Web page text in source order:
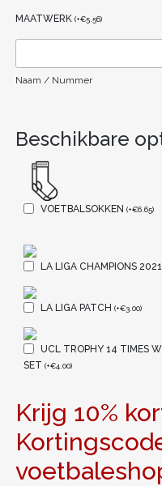
MAATWERK (+€5.56)
Naam / Nummer
Beschikbare
VOETBALSOKKEN (+€6.65)
LA LIGA CHAMPIONS
LA LIGA PATCH (+€3.00)
UCL TROPHY 14 TIMES
SET (+€4.00)
Krijg 10%